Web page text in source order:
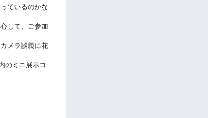
ているのかな
して、ご参加
メラ談義に花
のミニ展示コ